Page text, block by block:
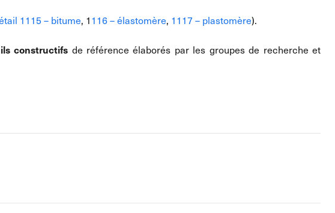
1115 – bitume, 1116 – élastomère, 1117 – plastomère).
constructifs de référence élaborés par les groupes de recherche et